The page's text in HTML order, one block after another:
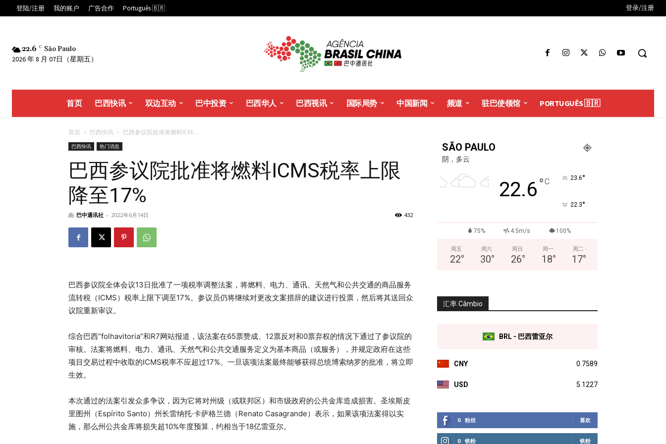
登陆/注册 我的账户 广告合作 Português 🇧🇷 登录/注册
22.6 C São Paulo
2026 年 8 月 07日（星期五）
首页 巴西快讯 双边互动 巴中投资 巴西华人 巴西视讯 国际局势 中国新闻 频道 驻巴使领馆 PORTUGUÊS 🇧🇷
首页 巴西快讯 巴西参议院批准将燃料ICM...
巴西快讯 热门消息
巴西参议院批准将燃料ICMS税率上限
降至17%
由 巴中通讯社 - 2022年6月14日 432
巴西参议院全体会议13日批准了一项税率调整法案，将燃料、电力、通讯、天然气和公共交通的商品服务
流转税（ICMS）税率上限下调至17%。参议员仍将继续对更改文案措辞的建议进行投票，然后将其送回众
议院重新审议。
综合巴西“folhavitoria”和R7网站报道，该法案在65票赞成、12票反对和0票弃权的情况下通过了参议院的
审核。法案将燃料、电力、通讯、天然气和公共交通服务定义为基本商品（或服务），并规定政府在这些
项目交易过程中收取的ICMS税率不应超过17%。一旦该项法案最终能够获得总统博索纳罗的批准，将立即
生效。
本次通过的法案引发众多争议，因为它将对州级（或联邦区）和市级政府的公共金库造成损害。圣埃斯皮
里图州（Espírito Santo）州长雷纳托·卡萨格兰德（Renato Casagrande）表示，如果该项法案得以实
施，那么州公共金库将损失超10%年度预算，约相当于18亿雷亚尔。
SÃO PAULO
阴，多云
22.6°C 23.6°
22.3°
75% 4.5m/s 100%
周五
22°
周六
30°
周日
26°
周一
18°
周二
17°
汇率 Câmbio
BRL - 巴西雷亚尔
CNY 0.7589
USD 5.1227
0 粉丝 喜欢
0 铁粉 铁粉